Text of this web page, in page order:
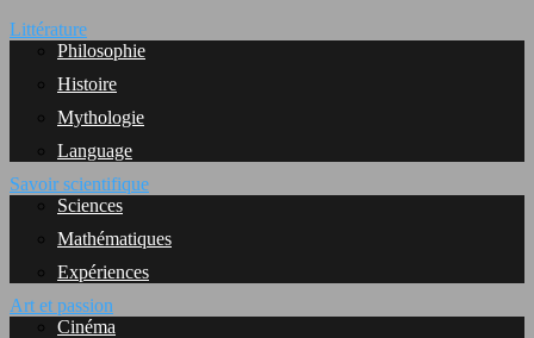
Littérature
Philosophie
Histoire
Mythologie
Language
Savoir scientifique
Sciences
Mathématiques
Expériences
Art et passion
Cinéma